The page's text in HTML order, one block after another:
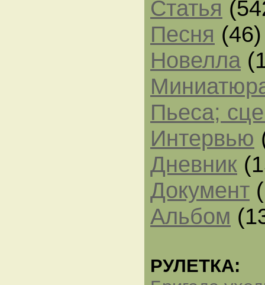
Статья
Песня (46)
Новелла
Пьеса;
Интервью
Дневник
Документ
Альбом
РУЛЕТКА: